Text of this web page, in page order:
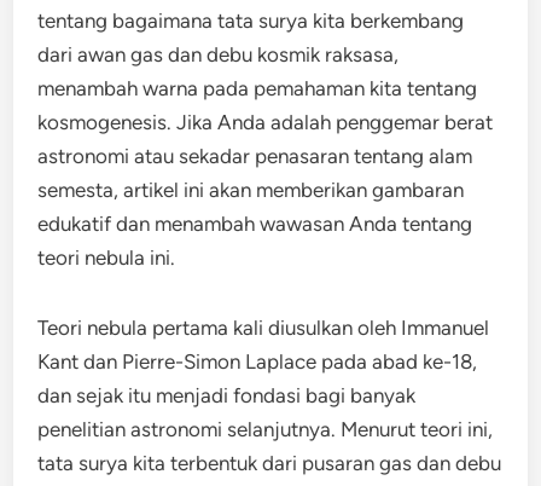
tentang bagaimana tata surya kita berkembang
dari awan gas dan debu kosmik raksasa,
menambah warna pada pemahaman kita tentang
kosmogenesis. Jika Anda adalah penggemar berat
astronomi atau sekadar penasaran tentang alam
semesta, artikel ini akan memberikan gambaran
edukatif dan menambah wawasan Anda tentang
teori nebula ini.
Teori nebula pertama kali diusulkan oleh Immanuel
Kant dan Pierre-Simon Laplace pada abad ke-18,
dan sejak itu menjadi fondasi bagi banyak
penelitian astronomi selanjutnya. Menurut teori ini,
tata surya kita terbentuk dari pusaran gas dan debu